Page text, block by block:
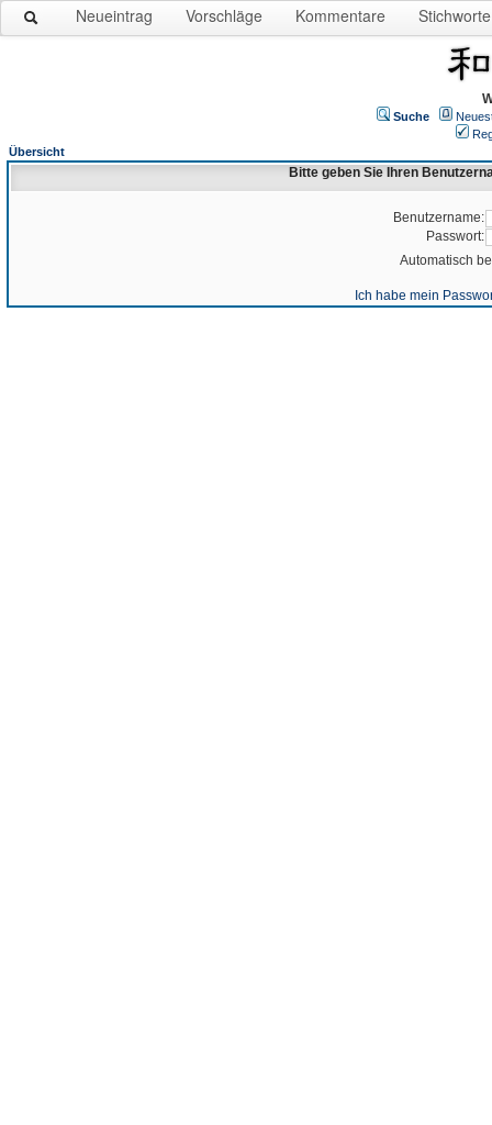
Neueintrag Vorschläge Kommentare Stichworte
Suche
Übersicht
Bitte geben Sie Ihren
Benutzername:
Passwort:
Automatisch
Ich habe mein